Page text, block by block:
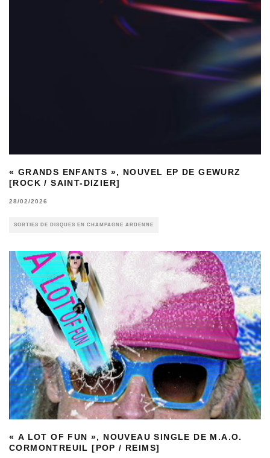
« GRANDS ENFANTS », NOUVEL EP DE GEWURZ
[ROCK / SAINT-DIZIER]
28/02/2026
SORTIES DE DISQUES EN CHAMPAGNE ARDENNE
« A LOT OF FUN », NOUVEAU SINGLE DE M.A.O.
CORMONTREUIL [POP / REIMS]